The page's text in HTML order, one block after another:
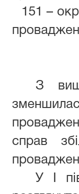
151 –
З
справ
У І